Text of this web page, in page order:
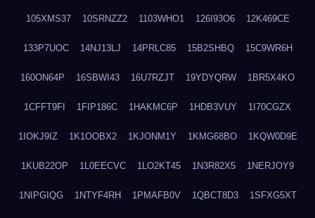
105XMS37 10SRNZZ2 1103WHO1 126I93O6 12K469CE
133P7UOC 14NJ13LJ 14PRLC85 15B2SHBQ 15C9WR6H
160ON64P 16SBWI43 16U7RZJT 19YDYQRW 1BR5X4KO
1CFFT9FI 1FIP186C 1HAKMC6P 1HDB3VUY 1I70CGZX
1IOKJ9IZ 1K1OOBX2 1KJONM1Y 1KMG68BO 1KQW0D9E
1KUB22OP 1L0EECVC 1LO2KT45 1N3R82X5 1NERJOY9
1NIPGIQG 1NTYF4RH 1PMAFB0V 1QBCT8D3 1SFXG5XT